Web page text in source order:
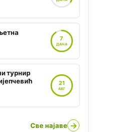
7
ДАНА
турнир
21
АВГ
Све најаве →